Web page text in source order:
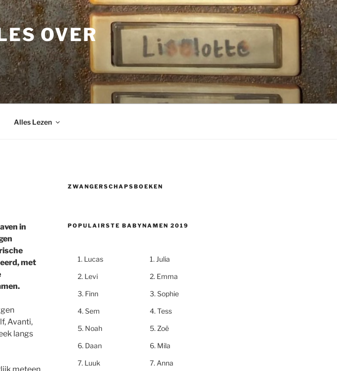
OVER
Alles Lezen
in
met
Avanti,
langs
ZWANGERSCHAPSBOEKEN
POPULAIRSTE BABYNAMEN 2019
Lucas
Levi
Finn
Sem
Noah
Daan
Luuk
Julia
Emma
Sophie
Tess
Zoë
Mila
Anna